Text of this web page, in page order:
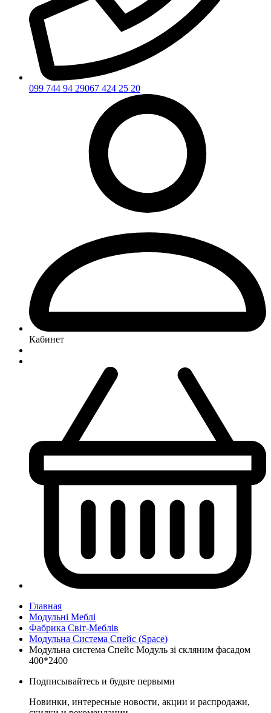
099 744 94 29067 424 25 20
Кабинет
Главная
Модульні Меблі
Фабрика Світ-Меблів
Модульна Cистема Спейс (Space)
Модульна система Спейс Модуль зі скляним фасадом
400*2400
Подписывайтесь и будьте первыми
Новинки, интересные новости, акции и распродажи,